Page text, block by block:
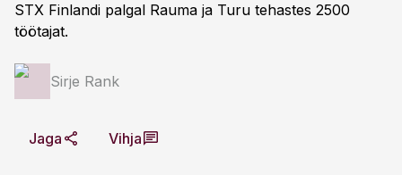
STX Finlandi palgal Rauma ja Turu tehastes 2500
töötajat.
Sirje Rank
Jaga Vihja